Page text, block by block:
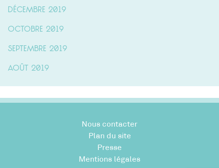
décembre 2019
octobre 2019
septembre 2019
août 2019
Nous contacter
Plan du site
Presse
Mentions légales